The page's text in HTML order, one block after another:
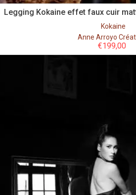
Legging Kokaine effet faux cuir
Kokaine
Anne Arroyo
€199,00